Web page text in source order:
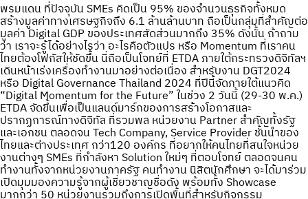
พรมแดน ที่ปัจจุบัน SMEs คิดเป็น 95% ของจำนวนธุรกิจทั้งหมด
สร้างมูลค่าทางเศรษฐกิจถึง 6.1 ล้านล้านบาท ถือเป็นกลุ่มที่สำคัญต่อ
มูลค่า Digital GDP ของประเทศสัดส่วนมากถึง 35% ดังนั้น ถ้าถาม
ว่า เราจะรู้ได้อย่างไรว่า อะไรคือตัวแปร หรือ Momentum ที่เราคน
ไทยต้องโฟกัสให้ชัดขึ้น นี่ถือเป็นโจทย์ที่ ETDA ภายใต้กระทรวงดิจิทัลฯ
เดินหน้าเร่งเครื่องทำงานมาอย่างต่อเนื่อง สำหรับงาน DGT2024
หรือ Digital Governance Thailand 2024 ที่ปีนี้จัดภายใต้แนวคิด
“Digital Momentum for the Future” ในช่วง 2 วันนี้ (29-30 พ.ค.)
ETDA จัดขึ้นเพื่อเป็นแลนด์มาร์กของการสร้างโอกาสและ
ปรากฏการณ์ทางดิจิทัล ที่รวมพล หน่วยงาน Partner สำคัญทั้งรัฐ
และเอกชน ตลอดจน Tech Company, Service Provider ชั้นนำของ
ไทยและต่างประเทศ กว่า120 องค์กร ที่อยากให้คนไทยที่สนใจหน่วย
งานต่างๆ SMEs ที่กำลังหา Solution ใหม่ๆ ที่ตอบโจทย์ ตลอดจนคน
ทำงานทั้งจากหน่วยงานภาครัฐ คนทำงาน นิสิตนักศึกษา จะได้มาร่วม
เปิดมุมมองความรู้จากผู้เชี่ยวชาญชื่อดัง พร้อมทั้ง Showcase
มากกว่า 50 หน่วยงานรวมถึงการเปิดพื้นที่สำหรับกิจกรรม